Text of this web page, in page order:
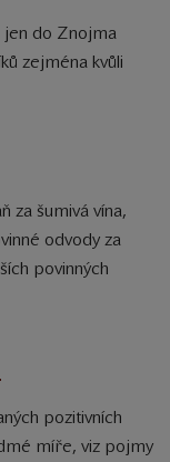
do Znojma
zejména kvůli
za šumivá vína,
odvody za
povinných
pozitivních
míře, viz pojmy